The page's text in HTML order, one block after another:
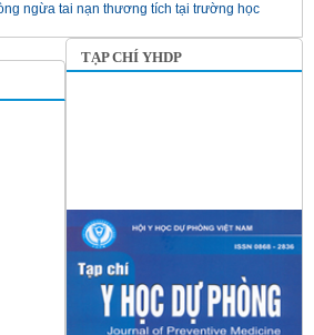
ngừa tai nạn thương tích tại trường học
TẠP CHÍ YHDP